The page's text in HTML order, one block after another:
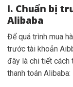
I. Chuẩn bị
Alibaba
Để quá trình mua
trước tài khoản
đây là chi tiết cách
thanh toán Alibaba: